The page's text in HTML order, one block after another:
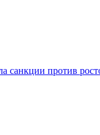
санкции против